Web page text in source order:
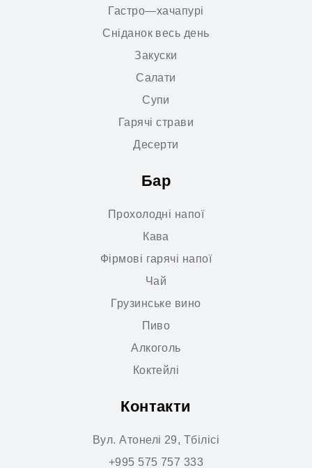
Гастро—хачапурі
Сніданок весь день
Закуски
Салати
Супи
Гарячі страви
Десерти
Бар
Прохолодні напої
Кава
Фірмові гарячі напої
Чай
Грузинське вино
Пиво
Алкоголь
Коктейлі
Контакти
Вул. Атонелі 29, Тбілісі
+995 575 757 333